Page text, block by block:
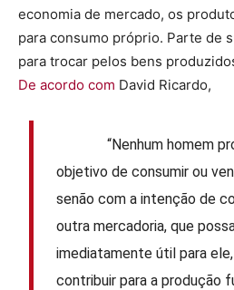
economia de mercado, os
para consumo próprio. Parte de
para trocar pelos bens
De acordo com David Ricardo,
“Nenhum homem
objetivo de consumir ou
senão com a intenção de
outra mercadoria, que
imediatamente útil para
contribuir para a produção